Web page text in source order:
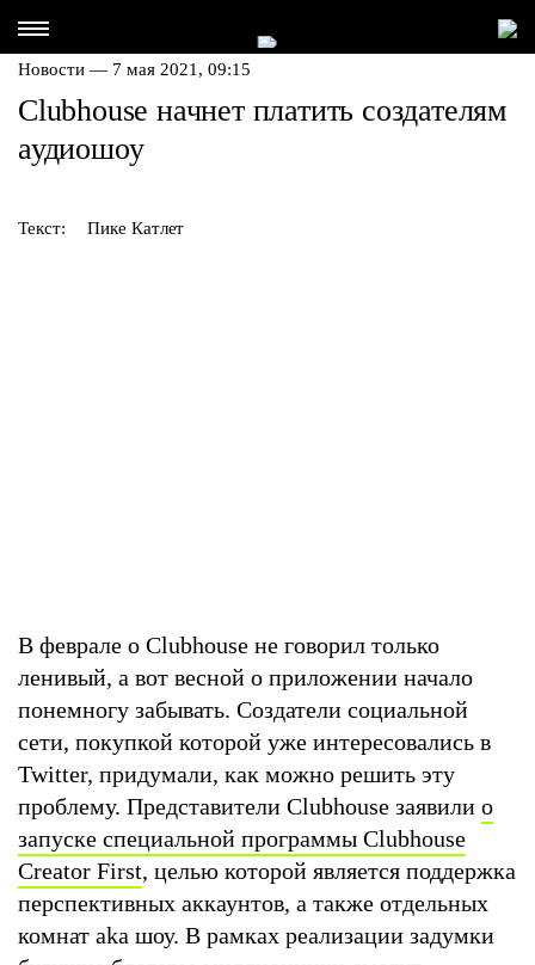
Новости — 7 мая 2021, 09:15
Clubhouse начнет платить создателям
аудиошоу
Текст: Пике Катлет
В феврале о Clubhouse не говорил только
ленивый, а вот весной о приложении начало
понемногу забывать. Создатели социальной
сети, покупкой которой уже интересовались в
Twitter, придумали, как можно решить эту
проблему. Представители Clubhouse заявили о
запуске специальной программы Clubhouse
Creator First, целью которой является поддержка
перспективных аккаунтов, а также отдельных
комнат aka шоу. В рамках реализации задумки